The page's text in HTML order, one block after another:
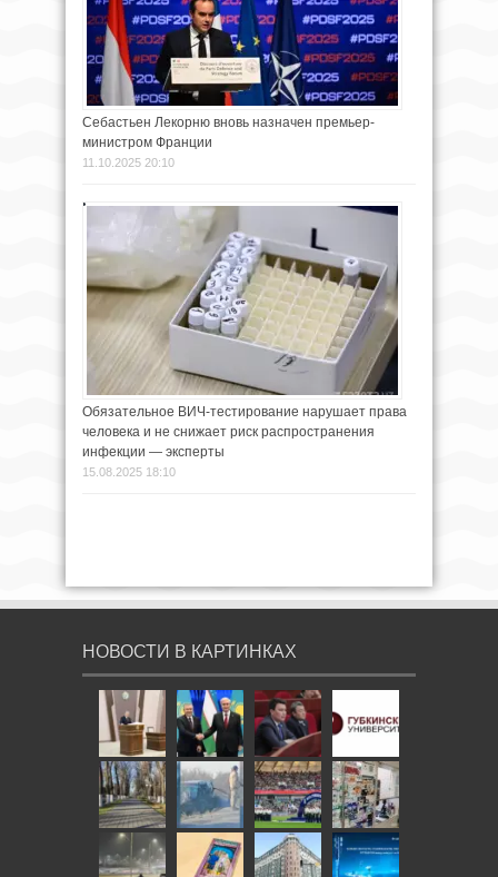
Себастьен Лекорню вновь назначен премьер-
министром Франции
11.10.2025 20:10
Обязательное ВИЧ-тестирование нарушает права
человека и не снижает риск распространения
инфекции — эксперты
15.08.2025 18:10
НОВОСТИ В КАРТИНКАХ